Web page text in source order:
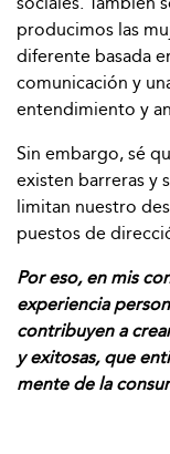
producimos las
diferente basada
comunicación y
entendimiento y
Sin embargo, sé
existen barreras y
limitan nuestro
puestos de
Por eso, en mis
experiencia
contribuyen a
y exitosas, que
mente de la